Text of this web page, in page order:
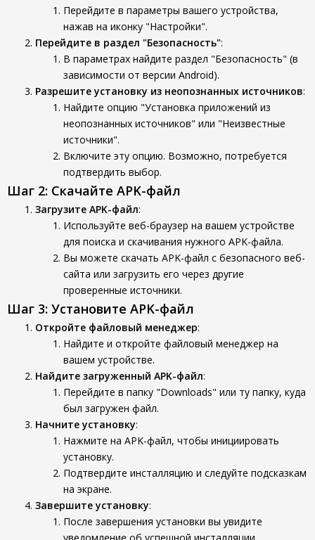
Перейдите в параметры вашего устройства,
нажав на иконку "Настройки".
Перейдите в раздел "Безопасность":
В параметрах найдите раздел "Безопасность" (в
зависимости от версии Android).
Разрешите установку из неопознанных источников:
Найдите опцию "Установка приложений из
неопознанных источников" или "Неизвестные
источники".
Включите эту опцию. Возможно, потребуется
подтвердить выбор.
Шаг 2: Скачайте APK-файл
Загрузите APK-файл:
Используйте веб-браузер на вашем устройстве
для поиска и скачивания нужного APK-файла.
Вы можете скачать APK-файл с безопасного веб-
сайта или загрузить его через другие
проверенные источники.
Шаг 3: Установите APK-файл
Откройте файловый менеджер:
Найдите и откройте файловый менеджер на
вашем устройстве.
Найдите загруженный APK-файл:
Перейдите в папку "Downloads" или ту папку, куда
был загружен файл.
Начните установку:
Нажмите на APK-файл, чтобы инициировать
установку.
Подтвердите инсталляцию и следуйте подсказкам
на экране.
Завершите установку:
После завершения установки вы увидите